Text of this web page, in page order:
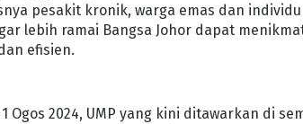
pesakit kronik, warga emas dan
lebih ramai Bangsa Johor dapat
efisien.
2024, UMP yang kini ditawarkan di